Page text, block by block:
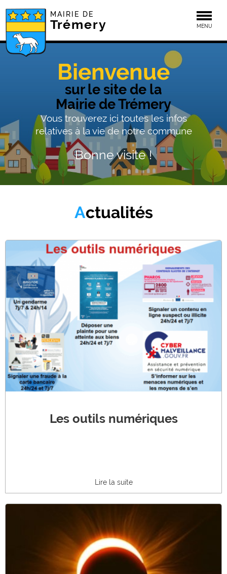
MAIRIE DE
Trémery MENU
Bienvenue
sur le site de la
Mairie de Trémery
Vous trouverez ici toutes les infos
relatives à la vie de notre commune
Bonne visite !
Actualités
Les outils numériques
Lire la suite